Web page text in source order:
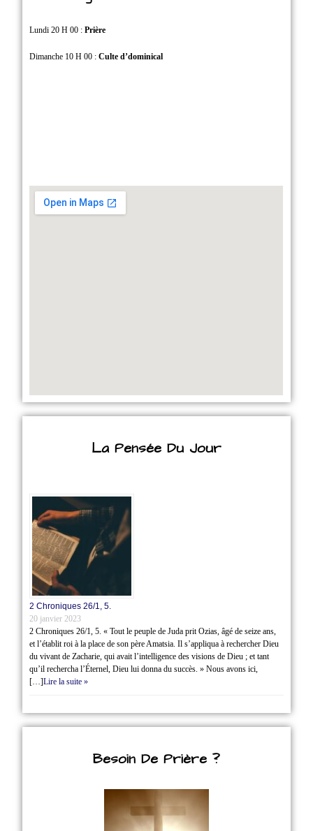
Lundi 20 H 00 :Prière
Dimanche 10 H 00 :Culte d’dominical
La Pensée Du Jour
2 Chroniques 26/1‭, ‬5.
20 janvier 2023
2 Chroniques 26/1‭, ‬5. « Tout le peuple de Juda prit Ozias, âgé de seize ans,
et l’établit roi à la place de son père Amatsia. Il s’appliqua à rechercher Dieu
du vivant de Zacharie, qui avait l’intelligence des visions de Dieu ; et tant
qu’il rechercha l’Éternel, Dieu lui donna du succès. » Nous avons ici,
[…]Lire la suite »
Besoin De Prière ?